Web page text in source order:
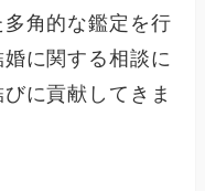
多角的な鑑定を行
に関する相談に
に貢献してきま